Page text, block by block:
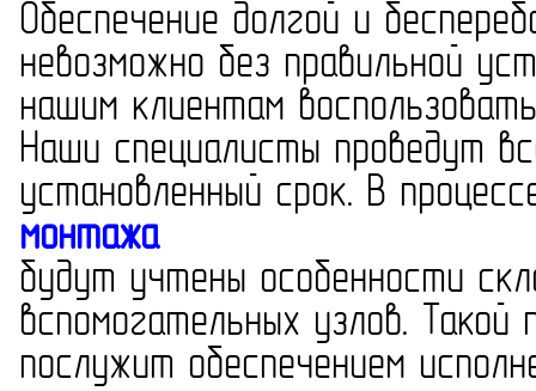
Обеспечение долгой и
невозможно без правильной
нашим клиентам
Наши специалисты проведут
установленный срок. В
монтажа
будут учтены особенности
вспомогательных узлов.
послужит обеспечением